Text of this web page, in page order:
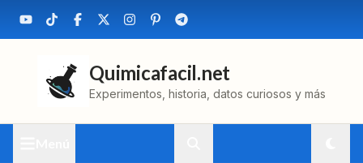
Quimicafacil.net
Experimentos, historia, datos curiosos y más